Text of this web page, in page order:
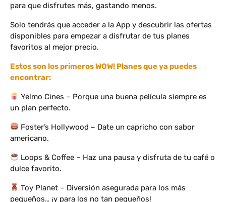
para que disfrutes más, gastando menos.
Solo tendrás que acceder a la App y descubrir las ofertas
disponibles para empezar a disfrutar de tus planes
favoritos al mejor precio.
Estos son los primeros WOW! Planes que ya puedes
encontrar:
Yelmo Cines – Porque una buena película siempre es
un plan perfecto.
Foster’s Hollywood – Date un capricho con sabor
americano.
Loops & Coffee – Haz una pausa y disfruta de tu café o
dulce favorito.
Toy Planet – Diversión asegurada para los más
pequeños… ¡y para los no tan pequeños!